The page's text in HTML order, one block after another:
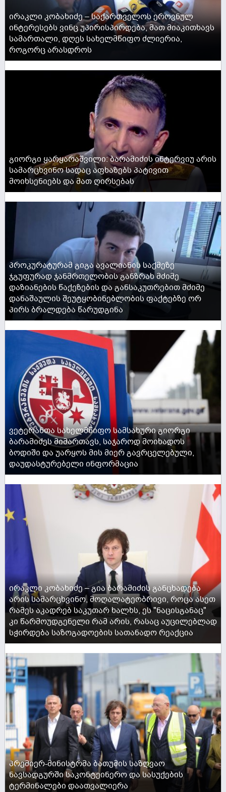
ირაკლი კობახიძე – საქართველოს ეროვნულ
ინტერესებს ვინც უპირისპირდება, მათ მიაკითხავს
სამართალი, დღეს სახელმწიფო ძლიერია,
როგორც არასდროს
გიორგი ყარყარაშვილი: ბარამიძის ინტერვიუ არის
სამარცხვინო სადაც აფხაზებს პატივით
მოიხსენიებს და მათ ღირსებას
პროკურატურამ გიგა ავალიანის საქმეზე
ჯგუფურად ჯანმრთელობის განზრახ მძიმე
დაზიანების წაქეზების და განსაკუთრებით მძიმე
დანაშაულის შეუტყობინებლობის ფაქტებზე ორ
პირს ბრალდება წარუდგინა
ვეტერანთა სახელმწიფო სამსახური გიორგი
ბარამიძეს მიმართავს, საჯაროდ მოიხადოს
ბოდიში და უარყოს მის მიერ გავრცელებული,
დაუდასტურებელი ინფორმაცია
ირაკლი კობახიძე – გია ბარამიძის განცხადება
არის სამარცხვინო, მოღალატეობრივი, როცა ასეთ
რამეს აკადრებ საკუთარ ხალხს, ეს "ნაცისგანაც"
კი წარმოუდგენელი რამ არის, რასაც აუცილებლად
სჭირდება საზოგადოების სათანადო რეაქცია
პრემიერ-მინისტრმა ბათუმის საზღვაო
ნავსადგურში საკონტეინერო და სასუქების
ტერმინალები დაათვალიერა